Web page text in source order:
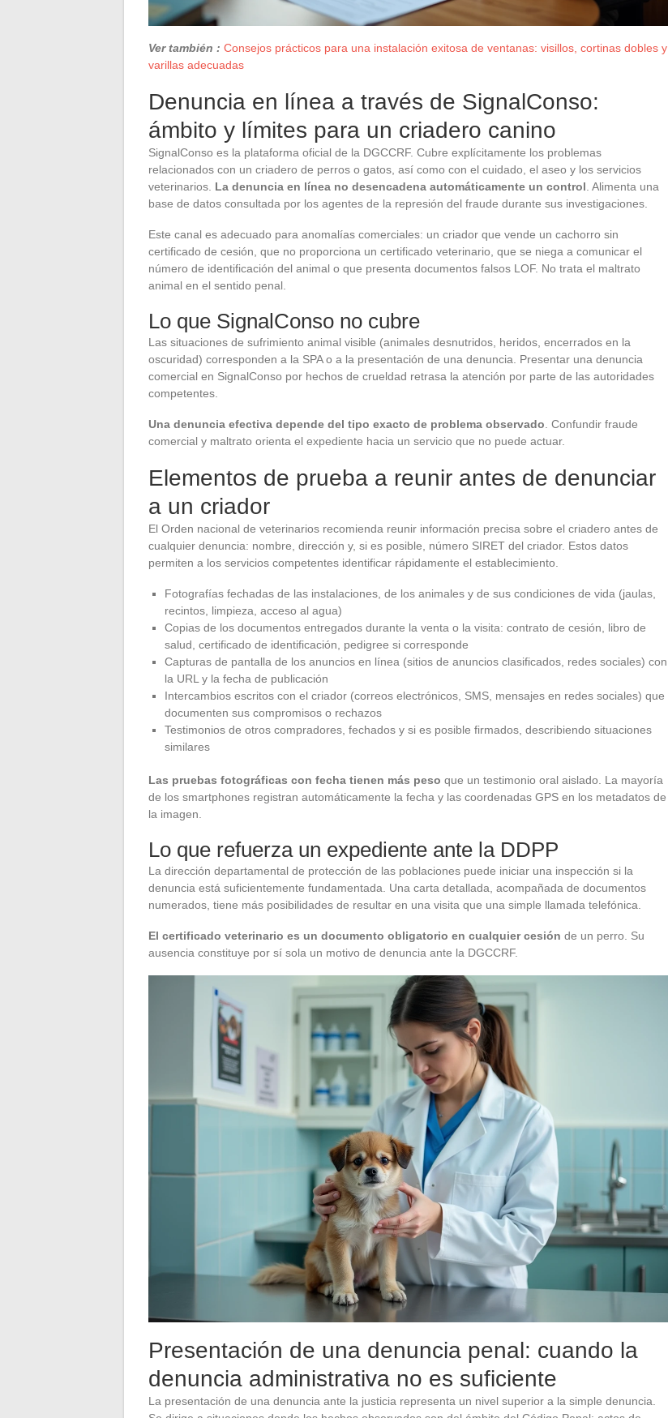
Ver también : Consejos prácticos para una instalación exitosa de ventanas: visillos, cortinas dobles y
varillas adecuadas
Denuncia en línea a través de SignalConso:
ámbito y límites para un criadero canino
SignalConso es la plataforma oficial de la DGCCRF. Cubre explícitamente los problemas
relacionados con un criadero de perros o gatos, así como con el cuidado, el aseo y los servicios
veterinarios. La denuncia en línea no desencadena automáticamente un control . Alimenta una
base de datos consultada por los agentes de la represión del fraude durante sus investigaciones.
Este canal es adecuado para anomalías comerciales: un criador que vende un cachorro sin
certificado de cesión, que no proporciona un certificado veterinario, que se niega a comunicar el
número de identificación del animal o que presenta documentos falsos LOF. No trata el maltrato
animal en el sentido penal.
Lo que SignalConso no cubre
Las situaciones de sufrimiento animal visible (animales desnutridos, heridos, encerrados en la
oscuridad) corresponden a la SPA o a la presentación de una denuncia. Presentar una denuncia
comercial en SignalConso por hechos de crueldad retrasa la atención por parte de las autoridades
competentes.
Una denuncia efectiva depende del tipo exacto de problema observado . Confundir fraude
comercial y maltrato orienta el expediente hacia un servicio que no puede actuar.
Elementos de prueba a reunir antes de denunciar
a un criador
El Orden nacional de veterinarios recomienda reunir información precisa sobre el criadero antes de
cualquier denuncia: nombre, dirección y, si es posible, número SIRET del criador. Estos datos
permiten a los servicios competentes identificar rápidamente el establecimiento.
Fotografías fechadas de las instalaciones, de los animales y de sus condiciones de vida (jaulas,
recintos, limpieza, acceso al agua)
Copias de los documentos entregados durante la venta o la visita: contrato de cesión, libro de
salud, certificado de identificación, pedigree si corresponde
Capturas de pantalla de los anuncios en línea (sitios de anuncios clasificados, redes sociales) con
la URL y la fecha de publicación
Intercambios escritos con el criador (correos electrónicos, SMS, mensajes en redes sociales) que
documenten sus compromisos o rechazos
Testimonios de otros compradores, fechados y si es posible firmados, describiendo situaciones
similares
Las pruebas fotográficas con fecha tienen más peso que un testimonio oral aislado. La mayoría
de los smartphones registran automáticamente la fecha y las coordenadas GPS en los metadatos de
la imagen.
Lo que refuerza un expediente ante la DDPP
La dirección departamental de protección de las poblaciones puede iniciar una inspección si la
denuncia está suficientemente fundamentada. Una carta detallada, acompañada de documentos
numerados, tiene más posibilidades de resultar en una visita que una simple llamada telefónica.
El certificado veterinario es un documento obligatorio en cualquier cesión de un perro. Su
ausencia constituye por sí sola un motivo de denuncia ante la DGCCRF.
Presentación de una denuncia penal: cuando la
denuncia administrativa no es suficiente
La presentación de una denuncia ante la justicia representa un nivel superior a la simple denuncia.